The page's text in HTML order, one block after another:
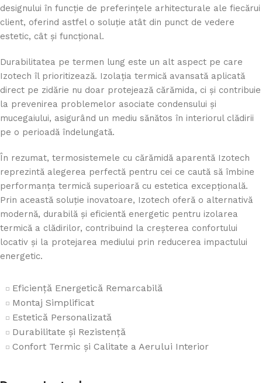
designului în funcție de preferințele arhitecturale ale fiecărui
client, oferind astfel o soluție atât din punct de vedere
estetic, cât și funcțional.
Durabilitatea pe termen lung este un alt aspect pe care
Izotech îl prioritizează. Izolația termică avansată aplicată
direct pe zidărie nu doar protejează cărămida, ci și contribuie
la prevenirea problemelor asociate condensului și
mucegaiului, asigurând un mediu sănătos în interiorul clădirii
pe o perioadă îndelungată.
În rezumat, termosistemele cu cărămidă aparentă Izotech
reprezintă alegerea perfectă pentru cei ce caută să îmbine
performanța termică superioară cu estetica excepțională.
Prin această soluție inovatoare, Izotech oferă o alternativă
modernă, durabilă și eficientă energetic pentru izolarea
termică a clădirilor, contribuind la creșterea confortului
locativ și la protejarea mediului prin reducerea impactului
energetic.
Eficiență Energetică Remarcabilă
Montaj Simplificat
Estetică Personalizată
Durabilitate și Rezistență
Confort Termic și Calitate a Aerului Interior